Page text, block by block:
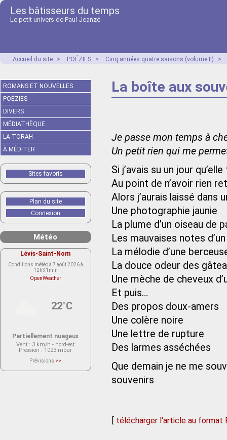
Les bâtisseurs du temps
Le petit univers de Paul Jeanzé
Accueil du site > POÉZIES > Cinq années quatre saisons (volume II) >
La boîte aux
Je passe mon temps à
Un petit rien qui me
Si j’avais su un jour
Au point de n’avoir rien
Alors j’aurais laissé dans
Une photographie jaunie
La plume d’un oiseau de
Les mauvaises notes
La mélodie d’une
La douce odeur des
Une mèche de cheveux
Et puis…
Des propos doux-amers
Une colère noire
Une lettre de rupture
Des larmes asséchées
Que demain je ne me
souvenirs
[ télécharger l'article au format
ROMANS ET NOUVELLES
POÉZIES
DIVERS
MÉDIATHÈQUE
LA TORAH
À MÉDITER
Sites favoris
Plan du site
Connexion
Météo
Lévis-Saint-Nom
Conditions météo à 7 août 2026 à
12h31min
OpenWeather
22°C
Partiellement nuageux
Vent : 3 km/h - nord-est
Pression : 1023 mbar
Prévisions >>
actuellement aucune prévision